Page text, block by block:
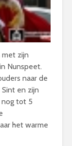
met zijn
Nunspeet.
naar de
en zijn
tot 5
het warme